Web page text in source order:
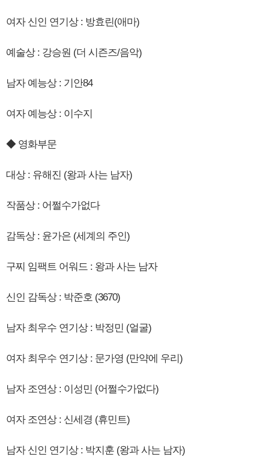
여자 신인 연기상 : 방효린(애마)
예술상 : 강승원 (더 시즌즈/음악)
남자 예능상 : 기안84
여자 예능상 : 이수지
◆ 영화부문
대상 : 유해진 (왕과 사는 남자)
작품상 : 어쩔수가없다
감독상 : 윤가은 (세계의 주인)
구찌 임팩트 어워드 : 왕과 사는 남자
신인 감독상 : 박준호 (3670)
남자 최우수 연기상 : 박정민 (얼굴)
여자 최우수 연기상 : 문가영 (만약에 우리)
남자 조연상 : 이성민 (어쩔수가없다)
여자 조연상 : 신세경 (휴민트)
남자 신인 연기상 : 박지훈 (왕과 사는 남자)